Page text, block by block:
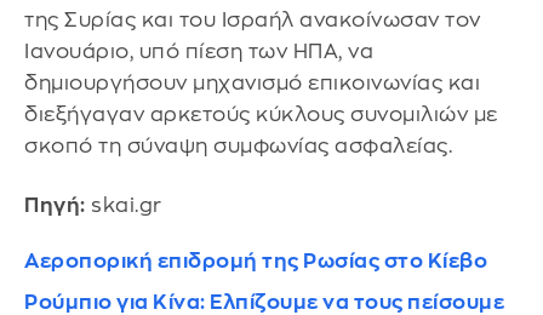
της Συρίας και του Ισραήλ ανακοίνωσαν τον
Ιανουάριο, υπό πίεση των ΗΠΑ, να
δημιουργήσουν μηχανισμό επικοινωνίας και
διεξήγαγαν αρκετούς κύκλους συνομιλιών με
σκοπό τη σύναψη συμφωνίας ασφαλείας.
Πηγή: skai.gr
Αεροπορική επιδρομή της Ρωσίας στο Κίεβο
Ρούμπιο για Κίνα: Ελπίζουμε να τους πείσουμε